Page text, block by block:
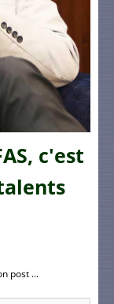
c'est
post ...